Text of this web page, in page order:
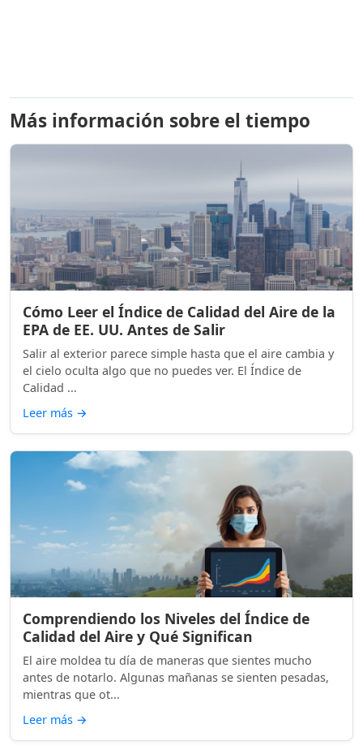
Más información sobre el tiempo
Cómo Leer el Índice de Calidad del Aire de la
EPA de EE. UU. Antes de Salir
Salir al exterior parece simple hasta que el aire cambia y
el cielo oculta algo que no puedes ver. El Índice de
Calidad ...
Leer más →
Comprendiendo los Niveles del Índice de
Calidad del Aire y Qué Significan
El aire moldea tu día de maneras que sientes mucho
antes de notarlo. Algunas mañanas se sienten pesadas,
mientras que ot...
Leer más →